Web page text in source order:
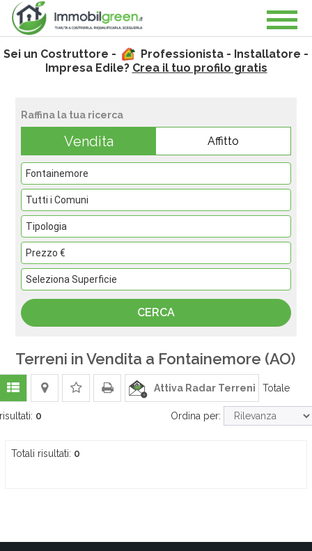
Sei un Costruttore -
Professionista - Installatore -
Impresa Edile? Crea il tuo profilo gratis
Raffina la tua ricerca
Vendita Affitto
Terreni in Vendita a Fontainemore (AO)
Attiva Radar Terreni Totale
risultati: 0 Ordina per:
Totali risultati: 0